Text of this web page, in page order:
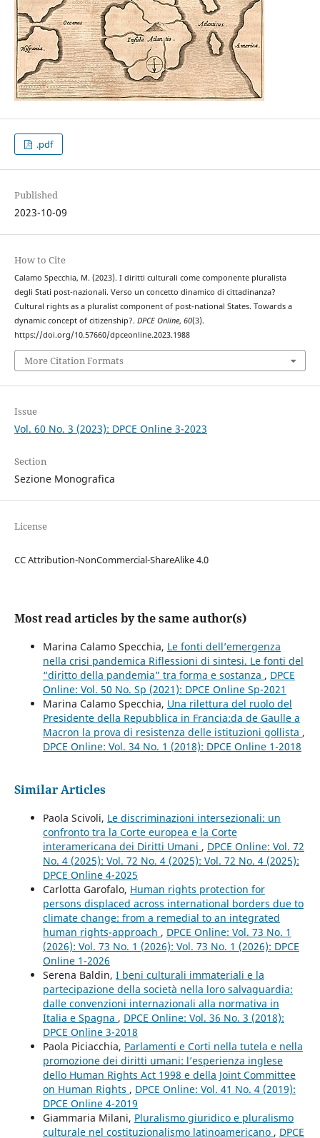
.pdf
Published
2023-10-09
How to Cite
Calamo Specchia, M. (2023). I diritti culturali come componente pluralista
degli Stati post-nazionali. Verso un concetto dinamico di cittadinanza?
Cultural rights as a pluralist component of post-national States. Towards a
dynamic concept of citizenship?. DPCE Online, 60(3).
https://doi.org/10.57660/dpceonline.2023.1988
More Citation Formats
Issue
Vol. 60 No. 3 (2023): DPCE Online 3-2023
Section
Sezione Monografica
License
CC Attribution-NonCommercial-ShareAlike 4.0
Most read articles by the same author(s)
Marina Calamo Specchia, Le fonti dell’emergenza
nella crisi pandemica Riflessioni di sintesi. Le fonti del
“diritto della pandemia” tra forma e sostanza , DPCE
Online: Vol. 50 No. Sp (2021): DPCE Online Sp-2021
Marina Calamo Specchia, Una rilettura del ruolo del
Presidente della Repubblica in Francia:da de Gaulle a
Macron la prova di resistenza delle istituzioni gollista ,
DPCE Online: Vol. 34 No. 1 (2018): DPCE Online 1-2018
Similar Articles
Paola Scivoli, Le discriminazioni intersezionali: un
confronto tra la Corte europea e la Corte
interamericana dei Diritti Umani , DPCE Online: Vol. 72
No. 4 (2025): Vol. 72 No. 4 (2025): Vol. 72 No. 4 (2025):
DPCE Online 4-2025
Carlotta Garofalo, Human rights protection for
persons displaced across international borders due to
climate change: from a remedial to an integrated
human rights-approach , DPCE Online: Vol. 73 No. 1
(2026): Vol. 73 No. 1 (2026): Vol. 73 No. 1 (2026): DPCE
Online 1-2026
Serena Baldin, I beni culturali immateriali e la
partecipazione della società nella loro salvaguardia:
dalle convenzioni internazionali alla normativa in
Italia e Spagna , DPCE Online: Vol. 36 No. 3 (2018):
DPCE Online 3-2018
Paola Piciacchia, Parlamenti e Corti nella tutela e nella
promozione dei diritti umani: l’esperienza inglese
dello Human Rights Act 1998 e della Joint Committee
on Human Rights , DPCE Online: Vol. 41 No. 4 (2019):
DPCE Online 4-2019
Giammaria Milani, Pluralismo giuridico e pluralismo
culturale nel costituzionalismo latinoamericano , DPCE